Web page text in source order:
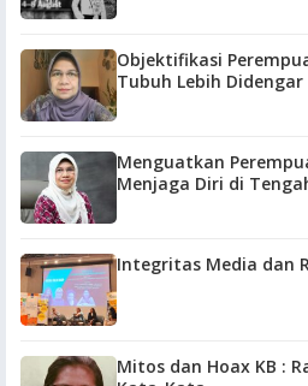
Objektifikasi
Tubuh Lebih
Menguatkan
Menjaga Diri di
Integritas Media dan
Mitos dan Hoax KB : Rahim yang Dipenjara